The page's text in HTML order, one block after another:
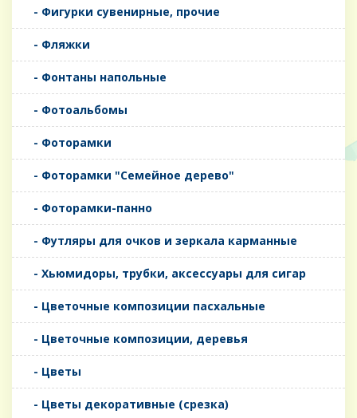
- Фигурки сувенирные, прочие
- Фляжки
- Фонтаны напольные
- Фотоальбомы
- Фоторамки
- Фоторамки "Семейное дерево"
- Фоторамки-панно
- Футляры для очков и зеркала карманные
- Хьюмидоры, трубки, аксессуары для сигар
- Цветочные композиции пасхальные
- Цветочные композиции, деревья
- Цветы
- Цветы декоративные (срезка)